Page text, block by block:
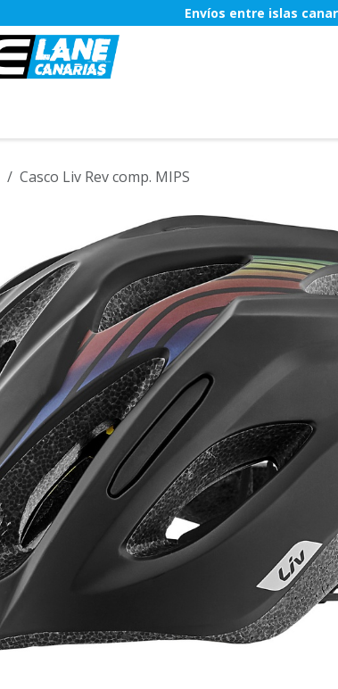
Envíos entre islas
Casco Liv Rev comp. MIPS